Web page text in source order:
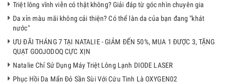
Triệt lông vĩnh viễn có thật không? Giải đáp từ góc nhìn chuyên gia
Da xỉn màu mãi không cải thiện? Có thể làn da của bạn đang "khát
nước"
ƯU ĐÃI THÁNG 7 TẠI NATALIE - GIẢM ĐẾN 50%, MUA 1 ĐƯỢC 3, TẶNG
QUẠT GOOJODOQ CỰC XỊN
Natalie Chỉ Sử Dụng Máy Triệt Lông Lạnh DIODE LASER
Phục Hồi Da Mẩn Đỏ Sần Sùi Với Cứu Tinh Là OXYGEN02